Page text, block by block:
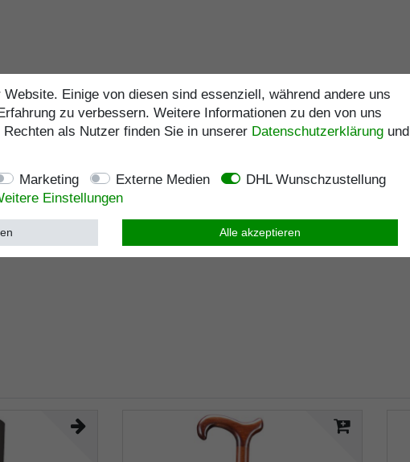
Einige von diesen sind essenziell, während andere uns
zu verbessern. Weitere Informationen zu den von uns
als Nutzer finden Sie in unserer Daten­schutz­erklärungund
Marketing Externe Medien
DHL Wunschzustellung
Einstellungen
Alle akzeptieren